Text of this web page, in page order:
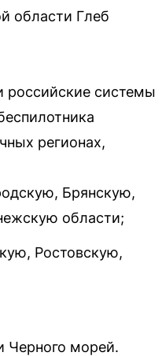
области Глеб
российские системы
регионах,
Брянскую,
области;
Ростовскую,
Черного морей.